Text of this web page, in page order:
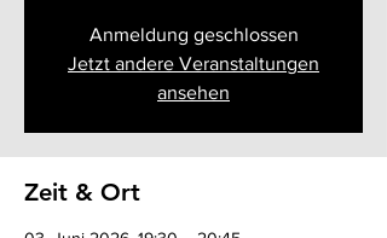
Anmeldung geschlossen
Jetzt andere Veranstaltungen
ansehen
Zeit & Ort